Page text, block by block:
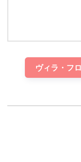
ヴィラ・フ